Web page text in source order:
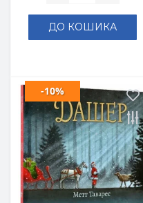
ДО КОШИКА
-10%